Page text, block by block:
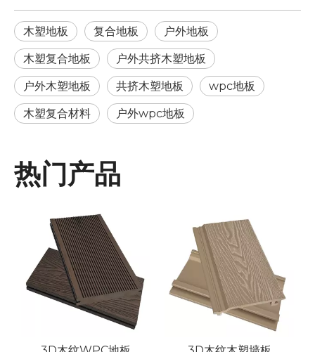
木塑地板 复合地板 户外地板
木塑复合地板 户外共挤木塑地板
户外木塑地板 共挤木塑地板 wpc地板
木塑复合材料 户外wpc地板
热门产品